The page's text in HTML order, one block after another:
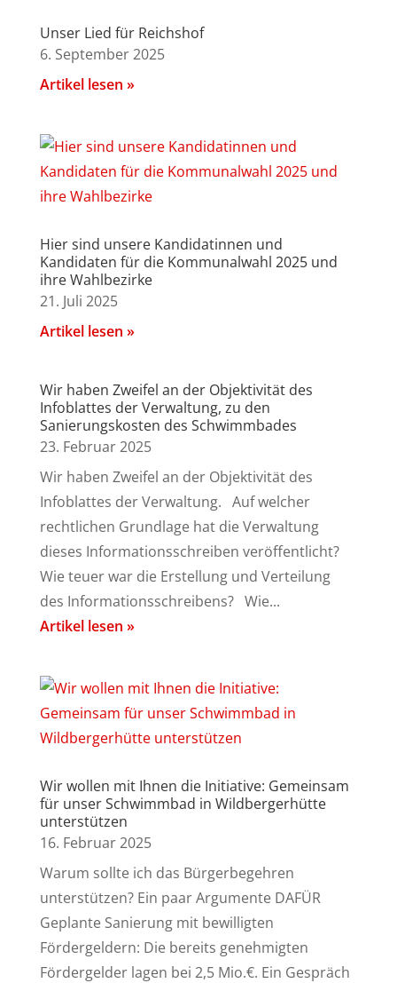
Unser Lied für Reichshof
6. September 2025
Artikel lesen »
Hier sind unsere Kandidatinnen und
Kandidaten für die Kommunalwahl 2025 und
ihre Wahlbezirke
21. Juli 2025
Artikel lesen »
Wir haben Zweifel an der Objektivität des
Infoblattes der Verwaltung, zu den
Sanierungskosten des Schwimmbades
23. Februar 2025
Wir haben Zweifel an der Objektivität des
Infoblattes der Verwaltung. Auf welcher
rechtlichen Grundlage hat die Verwaltung
dieses Informationsschreiben veröffentlicht?
Wie teuer war die Erstellung und Verteilung
des Informationsschreibens? Wie...
Artikel lesen »
Wir wollen mit Ihnen die Initiative: Gemeinsam
für unser Schwimmbad in Wildbergerhütte
unterstützen
16. Februar 2025
Warum sollte ich das Bürgerbegehren
unterstützen? Ein paar Argumente DAFÜR
Geplante Sanierung mit bewilligten
Fördergeldern: Die bereits genehmigten
Fördergelder lagen bei 2,5 Mio.€. Ein Gespräch